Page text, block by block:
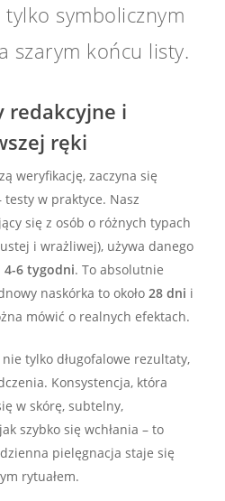
symbolicznym
szarym końcu listy.
redakcyjne i
ręki
weryfikację, zaczyna się
w praktyce. Nasz
się z osób o różnych typach
i wrażliwej), używa danego
4-6 tygodni. To absolutnie
naskórka to około 28 dni i
mówić o realnych efektach.
tylko długofalowe rezultaty,
Konsystencja, która
w skórę, subtelny,
szybko się wchłania – to
pielęgnacja staje się
rytuałem.